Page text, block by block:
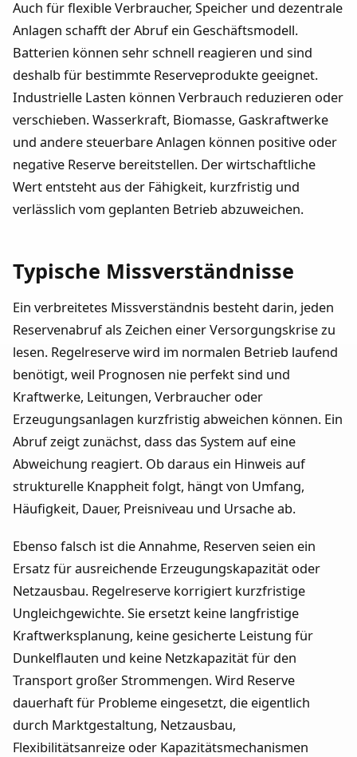
Auch für flexible Verbraucher, Speicher und dezentrale
Anlagen schafft der Abruf ein Geschäftsmodell.
Batterien können sehr schnell reagieren und sind
deshalb für bestimmte Reserveprodukte geeignet.
Industrielle Lasten können Verbrauch reduzieren oder
verschieben. Wasserkraft, Biomasse, Gaskraftwerke
und andere steuerbare Anlagen können positive oder
negative Reserve bereitstellen. Der wirtschaftliche
Wert entsteht aus der Fähigkeit, kurzfristig und
verlässlich vom geplanten Betrieb abzuweichen.
Typische Missverständnisse
Ein verbreitetes Missverständnis besteht darin, jeden
Reservenabruf als Zeichen einer Versorgungskrise zu
lesen. Regelreserve wird im normalen Betrieb laufend
benötigt, weil Prognosen nie perfekt sind und
Kraftwerke, Leitungen, Verbraucher oder
Erzeugungsanlagen kurzfristig abweichen können. Ein
Abruf zeigt zunächst, dass das System auf eine
Abweichung reagiert. Ob daraus ein Hinweis auf
strukturelle Knappheit folgt, hängt von Umfang,
Häufigkeit, Dauer, Preisniveau und Ursache ab.
Ebenso falsch ist die Annahme, Reserven seien ein
Ersatz für ausreichende Erzeugungskapazität oder
Netzausbau. Regelreserve korrigiert kurzfristige
Ungleichgewichte. Sie ersetzt keine langfristige
Kraftwerksplanung, keine gesicherte Leistung für
Dunkelflauten und keine Netzkapazität für den
Transport großer Strommengen. Wird Reserve
dauerhaft für Probleme eingesetzt, die eigentlich
durch Marktgestaltung, Netzausbau,
Flexibilitätsanreize oder Kapazitätsmechanismen